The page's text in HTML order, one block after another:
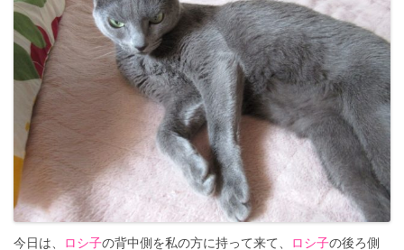
今日は、 ロシ子の背中側を私の方に持って来て、 ロシ子の後ろ側